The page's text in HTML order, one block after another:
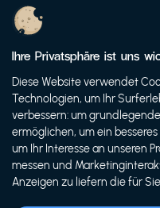
Datenschutz
Nutzungsbedingungen
© 2021 FutureBens GmbH
Ihre Privatsphäre ist uns
Diese Website verwendet
Technologien, um Ihr
verbessern: um
ermöglichen, um ein
um Ihr Interesse an unseren
messen und
Anzeigen zu liefern die für